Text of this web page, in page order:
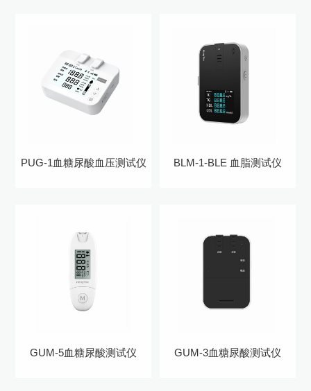
PUG-1血糖尿酸血压测试仪 BLM-1-BLE 血脂测试仪
GUM-5血糖尿酸测试仪 GUM-3血糖尿酸测试仪